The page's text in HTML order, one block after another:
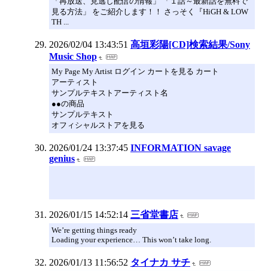
見る方法」 をご紹介します！！ さっそく『HiGH & LOW
TH ...
2026/02/04 13:43:51 高垣彩陽[CD]検索結果/Sony
Music Shop
My Page My Artist ログイン カートを見る カート
アーティスト
サンプルテキストアーティスト名
●●の商品
サンプルテキスト
オフィシャルストアを見る
2026/01/24 13:37:45 INFORMATION savage
genius
2026/01/15 14:52:14 三省堂書店
We’re getting things ready
Loading your experience… This won’t take long.
2026/01/13 11:56:52 タイナカ サチ